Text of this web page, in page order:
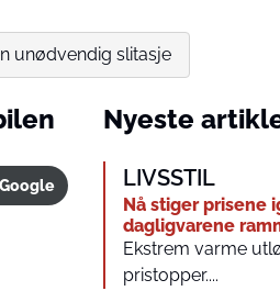
unødvendig slitasje
Nyeste
LIVSSTIL
Nå stiger prisene
dagligvarene
Ekstrem varme
pristopper....